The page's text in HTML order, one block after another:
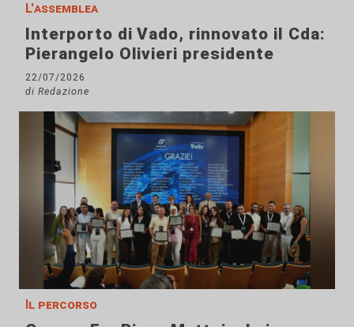
L'assemblea
Interporto di Vado, rinnovato il Cda:
Pierangelo Olivieri presidente
22/07/2026
di Redazione
Il percorso